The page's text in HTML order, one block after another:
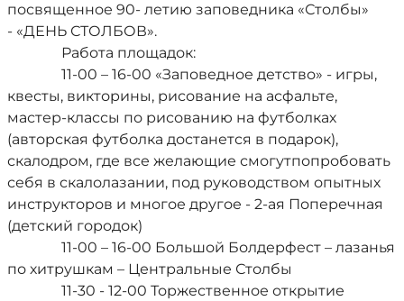
посвященное 90- летию заповедника «Столбы»
- «ДЕНЬ СТОЛБОВ».
Работа площадок:
11-00 – 16-00 «Заповедное детство» - игры,
квесты, викторины, рисование на асфальте,
мастер-классы по рисованию на футболках
(авторская футболка достанется в подарок),
скалодром, где все желающие смогутпопробовать
себя в скалолазании, под руководством опытных
инструкторов и многое другое - 2-ая Поперечная
(детский городок)
11-00 – 16-00 Большой Болдерфест – лазанья
по хитрушкам – Центральные Столбы
11-30 - 12-00 Торжественное открытие